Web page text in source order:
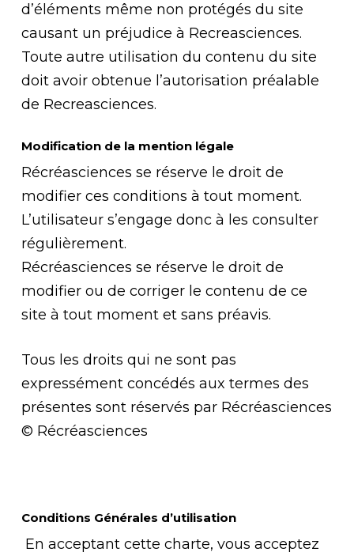
d’éléments même non protégés du site
causant un préjudice à Recreasciences.
Toute autre utilisation du contenu du site
doit avoir obtenue l’autorisation préalable
de Recreasciences.
Modification de la mention légale
Récréasciences se réserve le droit de
modifier ces conditions à tout moment.
L’utilisateur s’engage donc à les consulter
régulièrement.
Récréasciences se réserve le droit de
modifier ou de corriger le contenu de ce
site à tout moment et sans préavis.
Tous les droits qui ne sont pas
expressément concédés aux termes des
présentes sont réservés par Récréasciences
© Récréasciences
Conditions Générales d’utilisation
En acceptant cette charte, vous acceptez